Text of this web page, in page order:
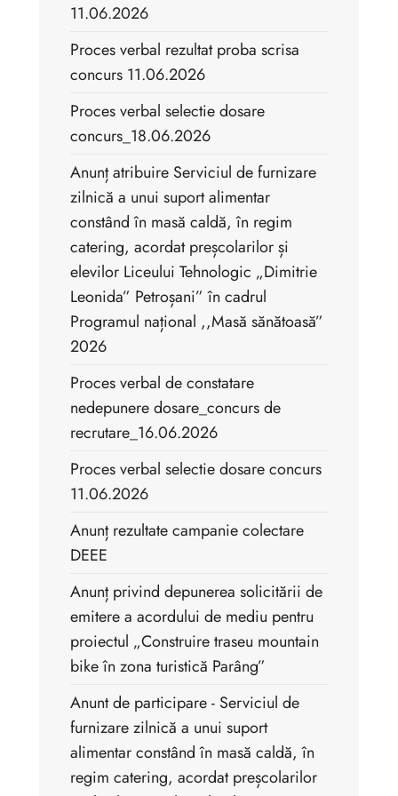
11.06.2026
Proces verbal rezultat proba scrisa
concurs 11.06.2026
Proces verbal selectie dosare
concurs_18.06.2026
Anunț atribuire Serviciul de furnizare
zilnică a unui suport alimentar
constând în masă caldă, în regim
catering, acordat preșcolarilor și
elevilor Liceului Tehnologic „Dimitrie
Leonida” Petroșani” în cadrul
Programul național ,,Masă sănătoasă”
2026
Proces verbal de constatare
nedepunere dosare_concurs de
recrutare_16.06.2026
Proces verbal selectie dosare concurs
11.06.2026
Anunț rezultate campanie colectare
DEEE
Anunț privind depunerea solicitării de
emitere a acordului de mediu pentru
proiectul „Construire traseu mountain
bike în zona turistică Parâng”
Anunt de participare - Serviciul de
furnizare zilnică a unui suport
alimentar constând în masă caldă, în
regim catering, acordat preșcolarilor